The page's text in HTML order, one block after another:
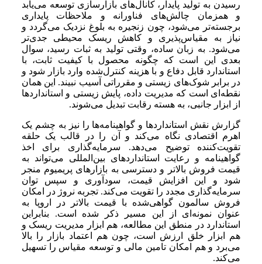
رسیدن به تولید پایدار، کانال‌های بازارسازی توسعه می‌یابد
و همزمان چالش‌های فناورانه و ملاحظات پایداری
برجسته‌تر می‌شود، چون زنجیره به بلوغ نزدیک می‌گردد و
نیاز به مقیاس‌پذیری و کاهش ریسک محیطی جدی‌تر
می‌شود. به زبان ساده، وقتی تولید به ثبات رسید، سوال
بعدی این است که چگونه محصول با کیفیت ثابت، با
استاندارد قابل دفاع و با هزینه کنترل‌شده وارد بازار شود و
در برابر شوک‌های زیستی و مقرراتی آسیب نبیند. این همان
نقطه‌ای است که مدیریت داده، پایش زیستی و استانداردها
از ابزار جانبی، به هسته رقابت تبدیل می‌شوند.
گزارش نقش استانداردها و گواهینامه‌ها را نیز به چشم یک
اهرم اقتصادی نگاه می‌کند و آن را در قالب یک حلقه
تقویت‌کننده توضیح می‌دهد. سرمایه‌گذاری برای اخذ
گواهینامه و رعایت استانداردهای بین‌المللی می‌تواند به
قیمت فروش بالاتر و دسترسی به بازارهای پریمیوم منجر
شود و این افزایش قیمت، سودآوری و سپس توان
سرمایه‌گذاری مجدد را تقویت می‌کند. تجربه نروژ در امکان
فروش سالمون گواهی‌شده با قیمت بالاتر در اروپا به
عنوان نمونه‌ای از این مسیر ذکر شده است. بنابراین
استاندارد در منطق این مطالعه، هم ابزار مدیریت ریسک و
هم ابزار خلق ارزش است، چون هم اعتماد بازار را بالا
می‌برد و هم امکان تامین مالی و توسعه مقیاس را تسهیل
می‌کند.